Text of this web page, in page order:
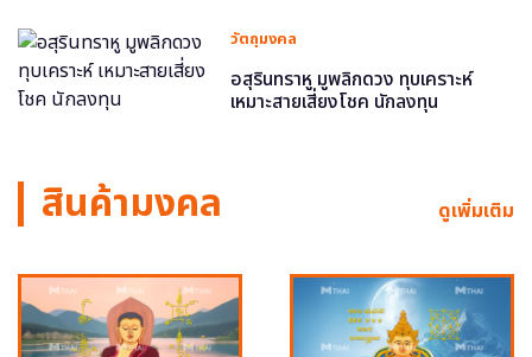
วัตถุมงคล
อสุรินทราหู มูพลิกดวง ทุบเคราะห์
เหมาะสายเสี่ยงโชค นักลงทุน
สินค้ามงคล ดูเพิ่มเติม